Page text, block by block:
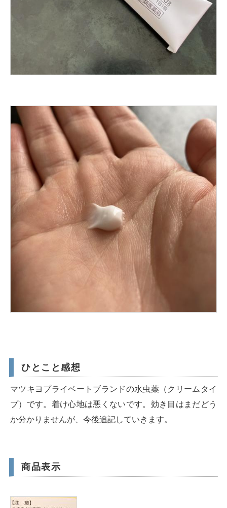
ひとこと感想
マツキヨプライベートブランドの水虫薬（クリームタイ
プ）です。着け心地は悪くないです。効き目はまだどう
か分かりませんが、今後追記していきます。
商品表示